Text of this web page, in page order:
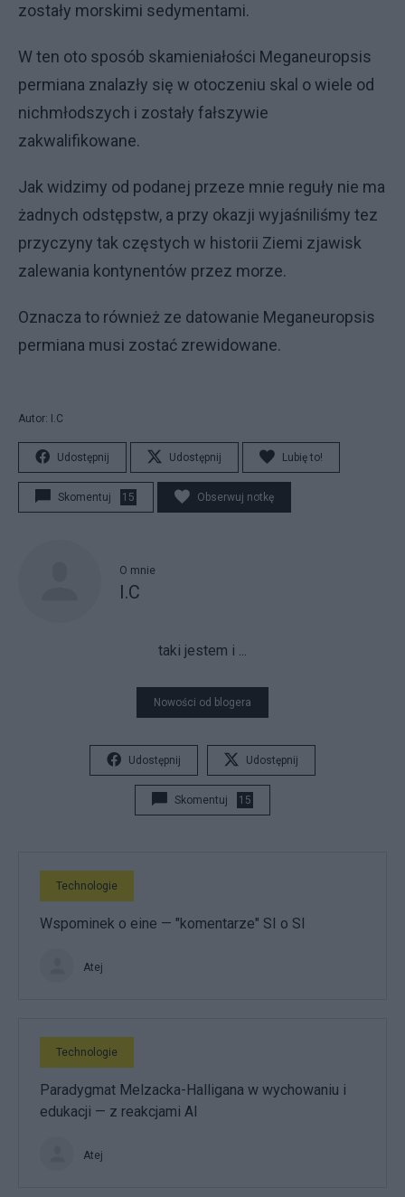
zostały morskimi sedymentami.
W ten oto sposób skamieniałości Meganeuropsis
permiana znalazły się w otoczeniu skal o wiele od
nichmłodszych i zostały fałszywie
zakwalifikowane.
Jak widzimy od podanej przeze mnie reguły nie ma
żadnych odstępstw, a przy okazji wyjaśniliśmy tez
przyczyny tak częstych w historii Ziemi zjawisk
zalewania kontynentów przez morze.
Oznacza to również ze datowanie Meganeuropsis
permiana musi zostać zrewidowane.
Autor: I.C
Udostępnij Udostępnij Lubię to!
Skomentuj 15 Obserwuj notkę
O mnie
I.C
taki jestem i ...
Nowości od blogera
Udostępnij Udostępnij
Skomentuj 15
Technologie
Wspominek o eine — "komentarze" SI o SI
Atej
Technologie
Paradygmat Melzacka-Halligana w wychowaniu i
edukacji — z reakcjami AI
Atej